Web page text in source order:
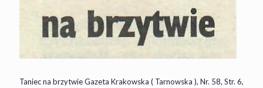
Taniec na brzytwie Gazeta Krakowska ( Tarnowska ), Nr. 58, Str. 6,